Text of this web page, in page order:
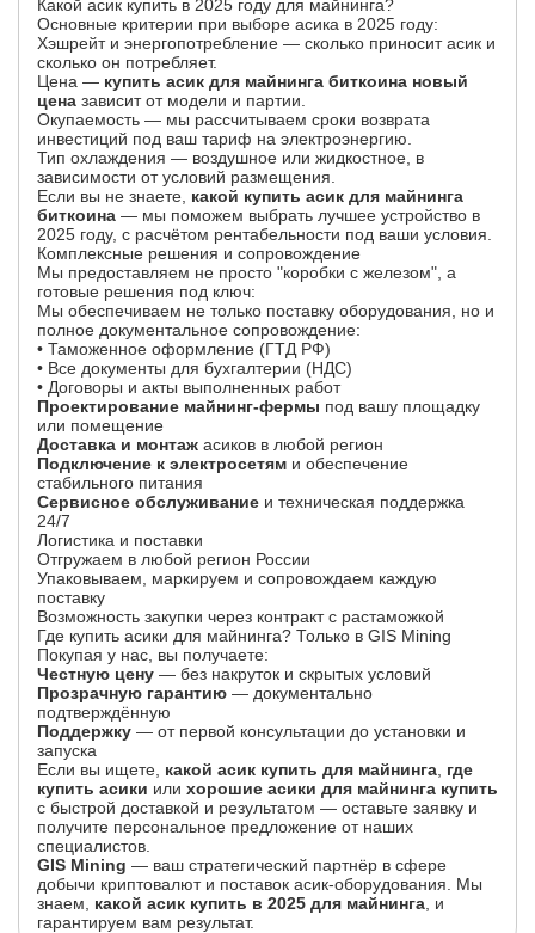
Какой асик купить в 2025 году для майнинга?
Основные критерии при выборе асика в 2025 году:
Хэшрейт и энергопотребление — сколько приносит асик и
сколько он потребляет.
Цена — купить асик для майнинга биткоина новый
цена зависит от модели и партии.
Окупаемость — мы рассчитываем сроки возврата
инвестиций под ваш тариф на электроэнергию.
Тип охлаждения — воздушное или жидкостное, в
зависимости от условий размещения.
Если вы не знаете, какой купить асик для майнинга
биткоина — мы поможем выбрать лучшее устройство в
2025 году, с расчётом рентабельности под ваши условия.
Комплексные решения и сопровождение
Мы предоставляем не просто "коробки с железом", а
готовые решения под ключ:
Мы обеспечиваем не только поставку оборудования, но и
полное документальное сопровождение:
• Таможенное оформление (ГТД РФ)
• Все документы для бухгалтерии (НДС)
• Договоры и акты выполненных работ
Проектирование майнинг-фермы под вашу площадку
или помещение
Доставка и монтаж асиков в любой регион
Подключение к электросетям и обеспечение
стабильного питания
Сервисное обслуживание и техническая поддержка
24/7
Логистика и поставки
Отгружаем в любой регион России
Упаковываем, маркируем и сопровождаем каждую
поставку
Возможность закупки через контракт с растаможкой
Где купить асики для майнинга? Только в GIS Mining
Покупая у нас, вы получаете:
Честную цену — без накруток и скрытых условий
Прозрачную гарантию — документально
подтверждённую
Поддержку — от первой консультации до установки и
запуска
Если вы ищете, какой асик купить для майнинга где
купить асики или хорошие асики для майнинга купить
с быстрой доставкой и результатом — оставьте заявку и
получите персональное предложение от наших
специалистов.
GIS Mining — ваш стратегический партнёр в сфере
добычи криптовалют и поставок асик-оборудования. Мы
знаем, какой асик купить в 2025 для майнинга , и
гарантируем вам результат.